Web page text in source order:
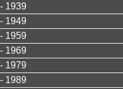
1939
1949
1959
1969
1979
1989